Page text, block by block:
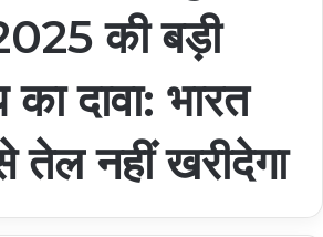
की बड़ी
दावा: भारत
नहीं खरीदेगा